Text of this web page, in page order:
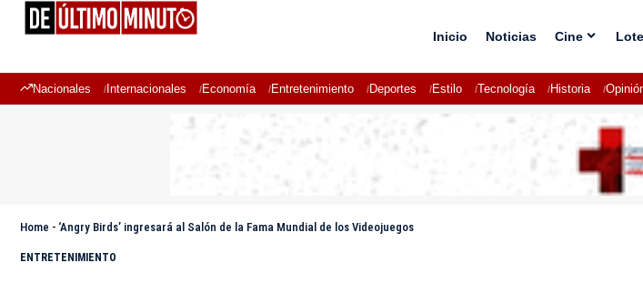
Inicio Noticias Cine
Nacionales Internacionales Economía Entretenimiento Deportes Estilo Tecnología Historia
Home - ‘Angry Birds’ ingresará al Salón de la Fama Mundial de los Videojuegos
ENTRETENIMIENTO